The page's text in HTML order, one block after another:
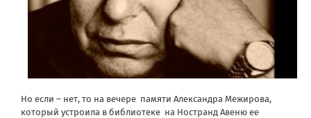
Но если – нет, то на вечере памяти Александра Межирова,
который устроила в библиотеке на Ностранд Авеню ее